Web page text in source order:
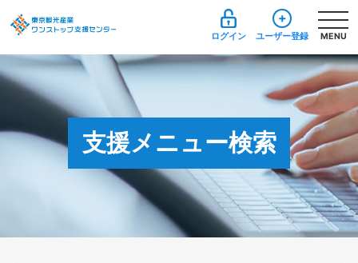
ログイン ユーザー登録 MENU
支援メニュー検索